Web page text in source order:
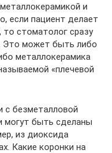
и
если пациент делает
стоматолог сразу
Это может быть либо
металлокерамика
«плечевой
безметалловой
могут быть сделаны
из диоксида
Какие коронки на